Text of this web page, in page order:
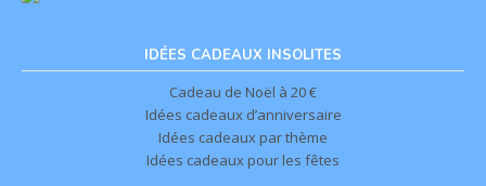
IDÉES CADEAUX INSOLITES
Cadeau de Noël à 20 €
Idées cadeaux d’anniversaire
Idées cadeaux par thème
Idées cadeaux pour les fêtes